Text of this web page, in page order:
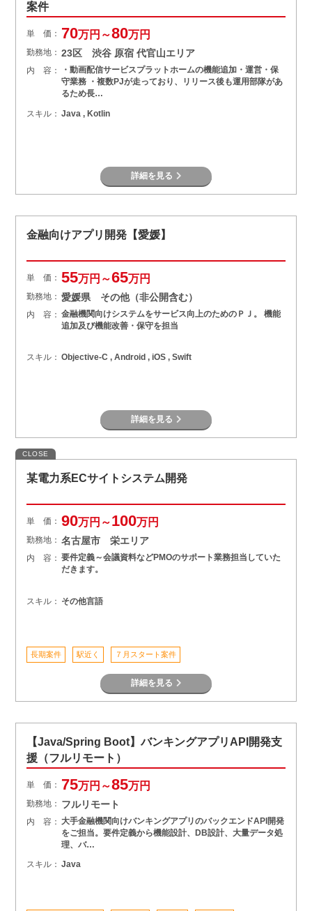
案件
単 価： 70万円～80万円
勤務地： 23区 渋谷 原宿 代官山エリア
内 容：
・動画配信サービスプラットホームの機能追加・運営・保
守業務 ・複数PJが走っており、リリース後も運用部隊があ
るため長…
スキル： Java , Kotlin
詳細を見る
金融向けアプリ開発【愛媛】
単 価： 55万円～65万円
勤務地： 愛媛県 その他（非公開含む）
内 容： 金融機関向けシステムをサービス向上のためのＰＪ。 機能
追加及び機能改善・保守を担当
スキル： Objective-C , Android , iOS , Swift
詳細を見る
CLOSE
某電力系ECサイトシステム開発
単 価： 90万円～100万円
勤務地： 名古屋市 栄エリア
内 容： 要件定義～会議資料などPMOのサポート業務担当していた
だきます。
スキル： その他言語
長期案件 駅近く ７月スタート案件
詳細を見る
【Java/Spring Boot】バンキングアプリAPI開発支
援（フルリモート）
単 価： 75万円～85万円
勤務地： フルリモート
内 容： 大手金融機関向けバンキングアプリのバックエンドAPI開発
をご担当。要件定義から機能設計、DB設計、大量データ処
理、バ…
スキル： Java